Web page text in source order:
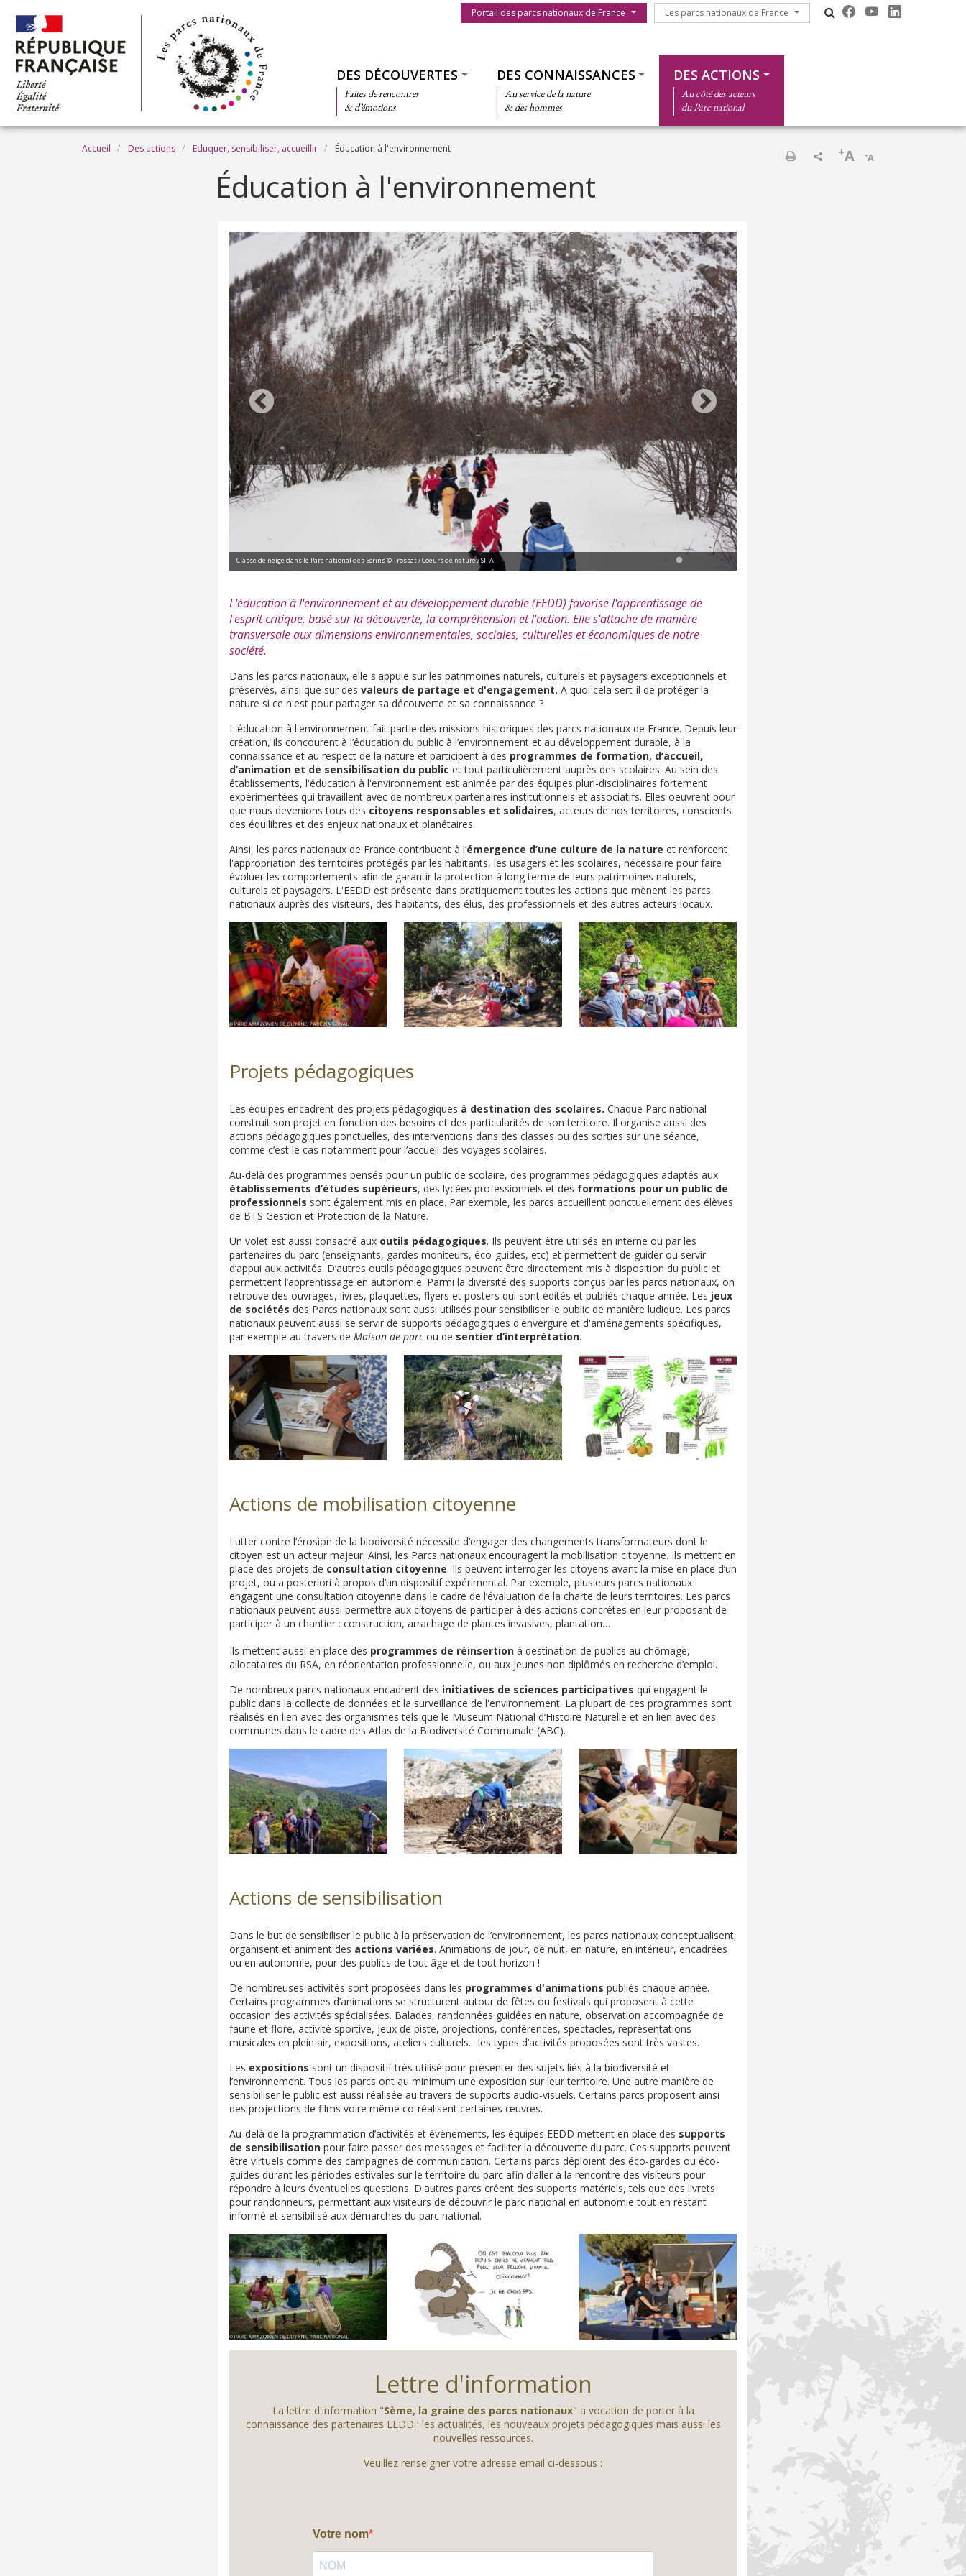
Menu du parc
Portail des parcs nationaux de France Les parcs nationaux de France
Les parcs nationaux de France
DES DÉCOUVERTES
Faites de rencontres
& d’émotions
DES CONNAISSANCES
Au service de la nature
& des hommes
DES ACTIONS
Au côté des acteurs
du Parc national
Fil d'Ariane
Accueil Des actions Eduquer, sensibiliser, accueillir Éducation à l'environnement
-A
+A
Éducation à l'environnement
Animation jeune public du PN de Port-Cros sur stand des parcs nationaux © PNF
L'éducation à l'environnement et au développement durable (EEDD) favorise l'apprentissage de
l'esprit critique, basé sur la découverte, la compréhension et l'action. Elle s'attache de manière
transversale aux dimensions environnementales, sociales, culturelles et économiques de notre
société.
Dans les parcs nationaux, elle s'appuie sur les patrimoines naturels, culturels et paysagers exceptionnels et
préservés, ainsi que sur des valeurs de partage et d'engagement. A quoi cela sert-il de protéger la
nature si ce n'est pour partager sa découverte et sa connaissance ?
L'éducation à l'environnement fait partie des missions historiques des parcs nationaux de France. Depuis leur
création, ils concourent à l’éducation du public à l’environnement et au développement durable, à la
connaissance et au respect de la nature et participent à des programmes de formation, d’accueil,
d’animation et de sensibilisation du public et tout particulièrement auprès des scolaires. Au sein des
établissements, l'éducation à l'environnement est animée par des équipes pluri-disciplinaires fortement
expérimentées qui travaillent avec de nombreux partenaires institutionnels et associatifs. Elles oeuvrent pour
que nous devenions tous des citoyens responsables et solidaires, acteurs de nos territoires, conscients
des équilibres et des enjeux nationaux et planétaires.
Ainsi, les parcs nationaux de France contribuent à l’émergence d’une culture de la nature et renforcent
l'appropriation des territoires protégés par les habitants, les usagers et les scolaires, nécessaire pour faire
évoluer les comportements afin de garantir la protection à long terme de leurs patrimoines naturels,
culturels et paysagers. L'EEDD est présente dans pratiquement toutes les actions que mènent les parcs
nationaux auprès des visiteurs, des habitants, des élus, des professionnels et des autres acteurs locaux.
Projets pédagogiques
Les équipes encadrent des projets pédagogiques à destination des scolaires. Chaque Parc national
construit son projet en fonction des besoins et des particularités de son territoire. Il organise aussi des
actions pédagogiques ponctuelles, des interventions dans des classes ou des sorties sur une séance,
comme c’est le cas notamment pour l’accueil des voyages scolaires.
Au-delà des programmes pensés pour un public de scolaire, des programmes pédagogiques adaptés aux
établissements d’études supérieurs, des lycées professionnels et des formations pour un public de
professionnels sont également mis en place. Par exemple, les parcs accueillent ponctuellement des élèves
de BTS Gestion et Protection de la Nature.
Un volet est aussi consacré aux outils pédagogiques. Ils peuvent être utilisés en interne ou par les
partenaires du parc (enseignants, gardes moniteurs, éco-guides, etc) et permettent de guider ou servir
d’appui aux activités. D’autres outils pédagogiques peuvent être directement mis à disposition du public et
permettent l’apprentissage en autonomie. Parmi la diversité des supports conçus par les parcs nationaux, on
retrouve des ouvrages, livres, plaquettes, flyers et posters qui sont édités et publiés chaque année. Les jeux
de sociétés des Parcs nationaux sont aussi utilisés pour sensibiliser le public de manière ludique. Les parcs
nationaux peuvent aussi se servir de supports pédagogiques d'envergure et d'aménagements spécifiques,
par exemple au travers de Maison de parcou de sentier d’interprétation.
Actions de mobilisation citoyenne
Lutter contre l’érosion de la biodiversité nécessite d’engager des changements transformateurs dont le
citoyen est un acteur majeur. Ainsi, les Parcs nationaux encouragent la mobilisation citoyenne. Ils mettent en
place des projets de consultation citoyenne. Ils peuvent interroger les citoyens avant la mise en place d’un
projet, ou a posteriori à propos d’un dispositif expérimental. Par exemple, plusieurs parcs nationaux
engagent une consultation citoyenne dans le cadre de l’évaluation de la charte de leurs territoires. Les parcs
nationaux peuvent aussi permettre aux citoyens de participer à des actions concrètes en leur proposant de
participer à un chantier : construction, arrachage de plantes invasives, plantation…
Ils mettent aussi en place des programmes de réinsertion à destination de publics au chômage,
allocataires du RSA, en réorientation professionnelle, ou aux jeunes non diplômés en recherche d’emploi.
De nombreux parcs nationaux encadrent des initiatives de sciences participatives qui engagent le
public dans la collecte de données et la surveillance de l'environnement. La plupart de ces programmes sont
réalisés en lien avec des organismes tels que le Museum National d’Histoire Naturelle et en lien avec des
communes dans le cadre des Atlas de la Biodiversité Communale (ABC).
Actions de sensibilisation
Dans le but de sensibiliser le public à la préservation de l’environnement, les parcs nationaux conceptualisent,
organisent et animent des actions variées. Animations de jour, de nuit, en nature, en intérieur, encadrées
ou en autonomie, pour des publics de tout âge et de tout horizon !
De nombreuses activités sont proposées dans les programmes d'animations publiés chaque année.
Certains programmes d’animations se structurent autour de fêtes ou festivals qui proposent à cette
occasion des activités spécialisées. Balades, randonnées guidées en nature, observation accompagnée de
faune et flore, activité sportive, jeux de piste, projections, conférences, spectacles, représentations
musicales en plein air, expositions, ateliers culturels... les types d’activités proposées sont très vastes.
Les expositions sont un dispositif très utilisé pour présenter des sujets liés à la biodiversité et
l’environnement. Tous les parcs ont au minimum une exposition sur leur territoire. Une autre manière de
sensibiliser le public est aussi réalisée au travers de supports audio-visuels. Certains parcs proposent ainsi
des projections de films voire même co-réalisent certaines œuvres.
Au-delà de la programmation d’activités et évènements, les équipes EEDD mettent en place des supports
de sensibilisation pour faire passer des messages et faciliter la découverte du parc. Ces supports peuvent
être virtuels comme des campagnes de communication. Certains parcs déploient des éco-gardes ou éco-
guides durant les périodes estivales sur le territoire du parc afin d’aller à la rencontre des visiteurs pour
répondre à leurs éventuelles questions. D'autres parcs créent des supports matériels, tels que des livrets
pour randonneurs, permettant aux visiteurs de découvrir le parc national en autonomie tout en restant
informé et sensibilisé aux démarches du parc national.
Lettre d'information
La lettre d'information "Sème, la graine des parcs nationaux" a vocation de porter à la
connaissance des partenaires EEDD : les actualités, les nouveaux projets pédagogiques mais aussi les
nouvelles ressources.
Veuillez renseigner votre adresse email ci-dessous :